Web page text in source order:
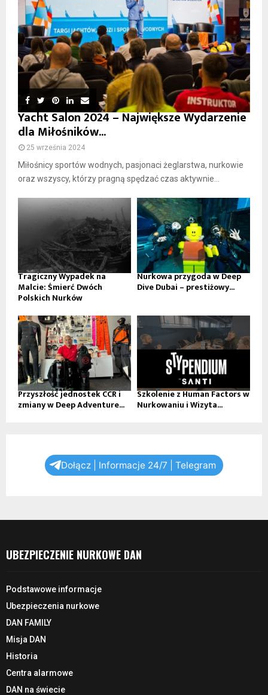
Yacht Salon 2024 – Największe Wydarzenie
dla Miłośników...
25 września 2024
Miłośnicy sportów wodnych, pasjonaci żeglarstwa, nurkowie
oraz wszyscy, którzy pragną spędzać czas aktywnie...
Tragiczny Wypadek na
Malcie: Śmierć Dwóch
Polskich Nurków
Nurkowa przygoda w Deep
Dive Dubai – prestiżowy...
Przyszłość jednostek CCR i
zmiany w Deep Adventure...
Szkolenie z Human Factors w
Nurkowaniu i Wizyta...
Dołącz | Informacje 24/7 | Telegram
UBEZPIECZENIE NURKOWE DAN
Podstawowe informacje
Ubezpieczenia nurkowe
DAN FAMILY
Misja DAN
Historia
Centra alarmowe
DAN na świecie